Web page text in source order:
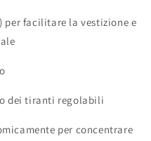
per facilitare la vestizione e
dei tiranti regolabili
per concentrare